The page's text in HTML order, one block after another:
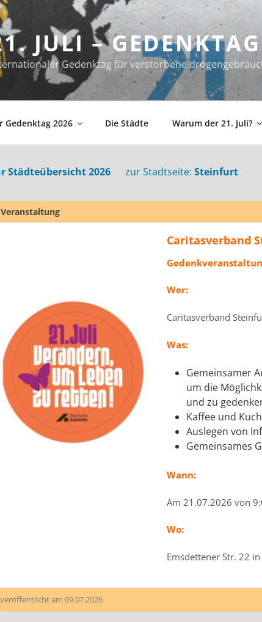
JULI – GEDENKTAG
Gedenktag für verstorbene
Gedenktag 2026 Die Städte Warum der 21. Juli?
Städteübersicht 2026 zur Stadtseite: Steinfurt
Veranstaltung
Caritasverband
Wer:
Caritasverband
Was:
Gemeinsamer
um die
und zu
Kaffee und
Auslegen von
Gemeinsames
Wann:
Am 21.07.2026 von
Wo:
Emsdettener Str. 22
veröffentlicht am 09.07.2026